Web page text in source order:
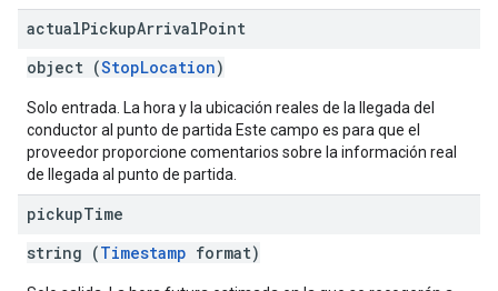
actualPickupArrivalPoint
object (StopLocation)
Solo entrada. La hora y la ubicación reales de la llegada del
conductor al punto de partida Este campo es para que el
proveedor proporcione comentarios sobre la información real
de llegada al punto de partida.
pickupTime
string (Timestamp format)